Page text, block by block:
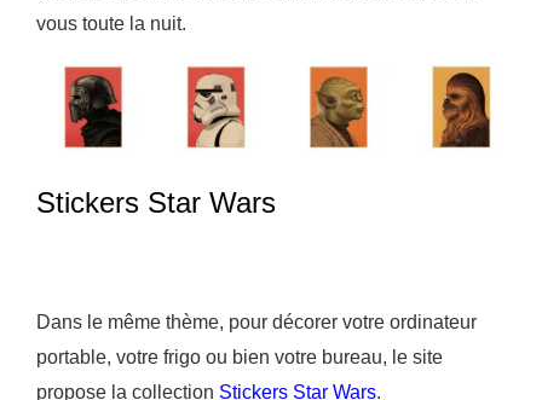
vous toute la nuit.
Stickers Star Wars
Dans le même thème, pour décorer votre ordinateur
portable, votre frigo ou bien votre bureau, le site
propose la collection Stickers Star Wars.